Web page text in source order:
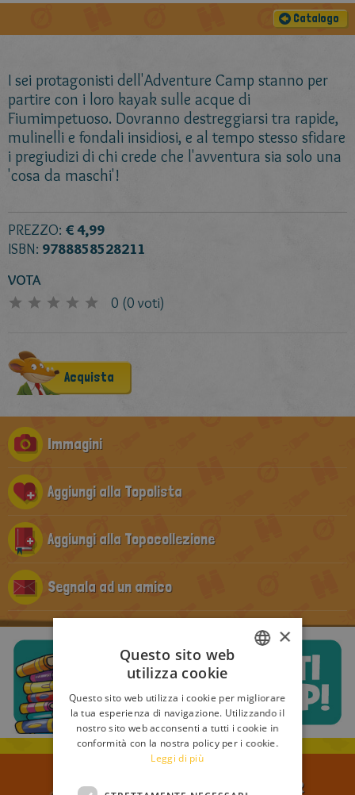
Catalogo
I sei protagonisti dell'Adventure Camp stanno per
partire con i loro kayak sulle acque di
Fiumimpetuoso. Dovranno destreggiarsi tra rapide,
mulinelli e fondali insidiosi, e al tempo stesso sfidare
i pregiudizi di chi crede che l'avventura sia solo una
'cosa da maschi'!
PREZZO: € 4,99
ISBN: 9788858528211
VOTA
0 (0 voti)
Acquista
Immagini
Aggiungi alla Topolista
Aggiungi alla Topocollezione
Segnala ad un amico
ISCRIVITI ALLA NEWSLETTER
ITALIAN
ENGLISH
FRENCH
×
Questo sito web
utilizza cookie
Questo sito web utilizza i cookie per migliorare
la tua esperienza di navigazione. Utilizzando il
nostro sito web acconsenti a tutti i cookie in
conformità con la nostra policy per i cookie.
Leggi di più